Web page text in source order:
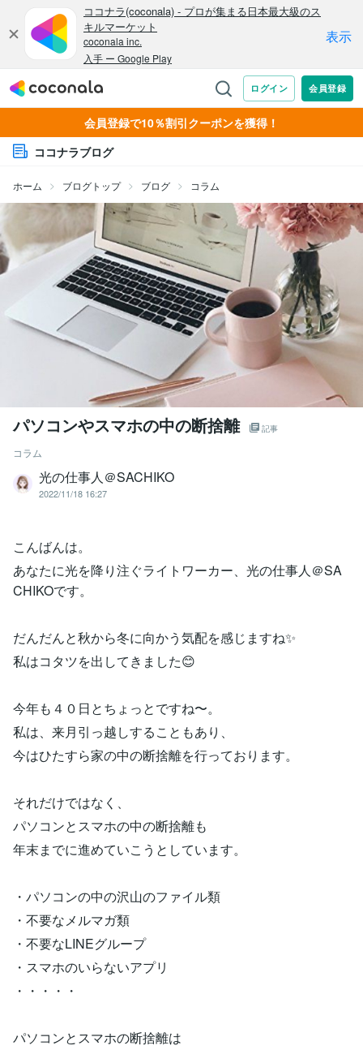
会員登録で10％割引クーポンを獲得！
ココナラブログ
ホーム ブログトップ ブログ コラム
パソコンやスマホの中の断捨離 記事
コラム
光の仕事人＠SACHIKO
2022/11/18 16:27
こんばんは。
あなたに光を降り注ぐライトワーカー、光の仕事人＠SA
CHIKOです。
だんだんと秋から冬に向かう気配を感じますね✨️
私はコタツを出してきました😊
今年も４０日とちょっとですね〜。
私は、来月引っ越しすることもあり、
今はひたすら家の中の断捨離を行っております。
それだけではなく、
パソコンとスマホの中の断捨離も
年末までに進めていこうとしています。
・パソコンの中の沢山のファイル類
・不要なメルマガ類
・不要なLINEグループ
・スマホのいらないアプリ
・・・・・
パソコンとスマホの断捨離は